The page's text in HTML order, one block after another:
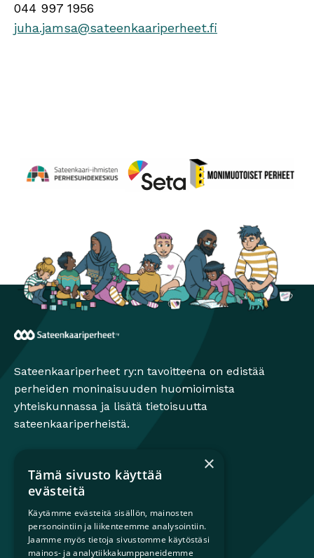
044 997 1956
juha.jamsa@sateenkaariperheet.fi
Sateenkaariperheet ry:n tavoitteena on edistää
perheiden moninaisuuden huomioimista
yhteiskunnassa ja lisätä tietoisuutta
sateenkaariperheistä.
Mikä on sateenkaariperhe?
Lapsiperheille
Ammattilaisille
Päättäjille
×
Tämä sivusto käyttää
evästeitä
Käytämme evästeitä sisällön, mainosten
personointiin ja liikenteemme analysointiin.
Jaamme myös tietoja sivustomme käytöstäsi
mainos- ja analytiikkakumppaneidemme